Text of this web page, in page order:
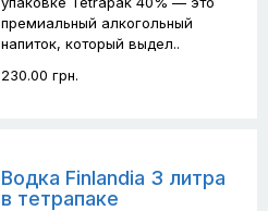
премиальный алкогольный
напиток, который выдел..
230.00 грн.
Водка Finlandia 3 литра
в тетрапаке